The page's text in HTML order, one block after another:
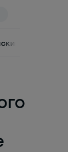
в городах